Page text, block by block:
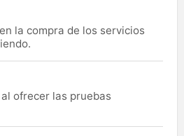
la compra de los servicios
ofrecer las pruebas